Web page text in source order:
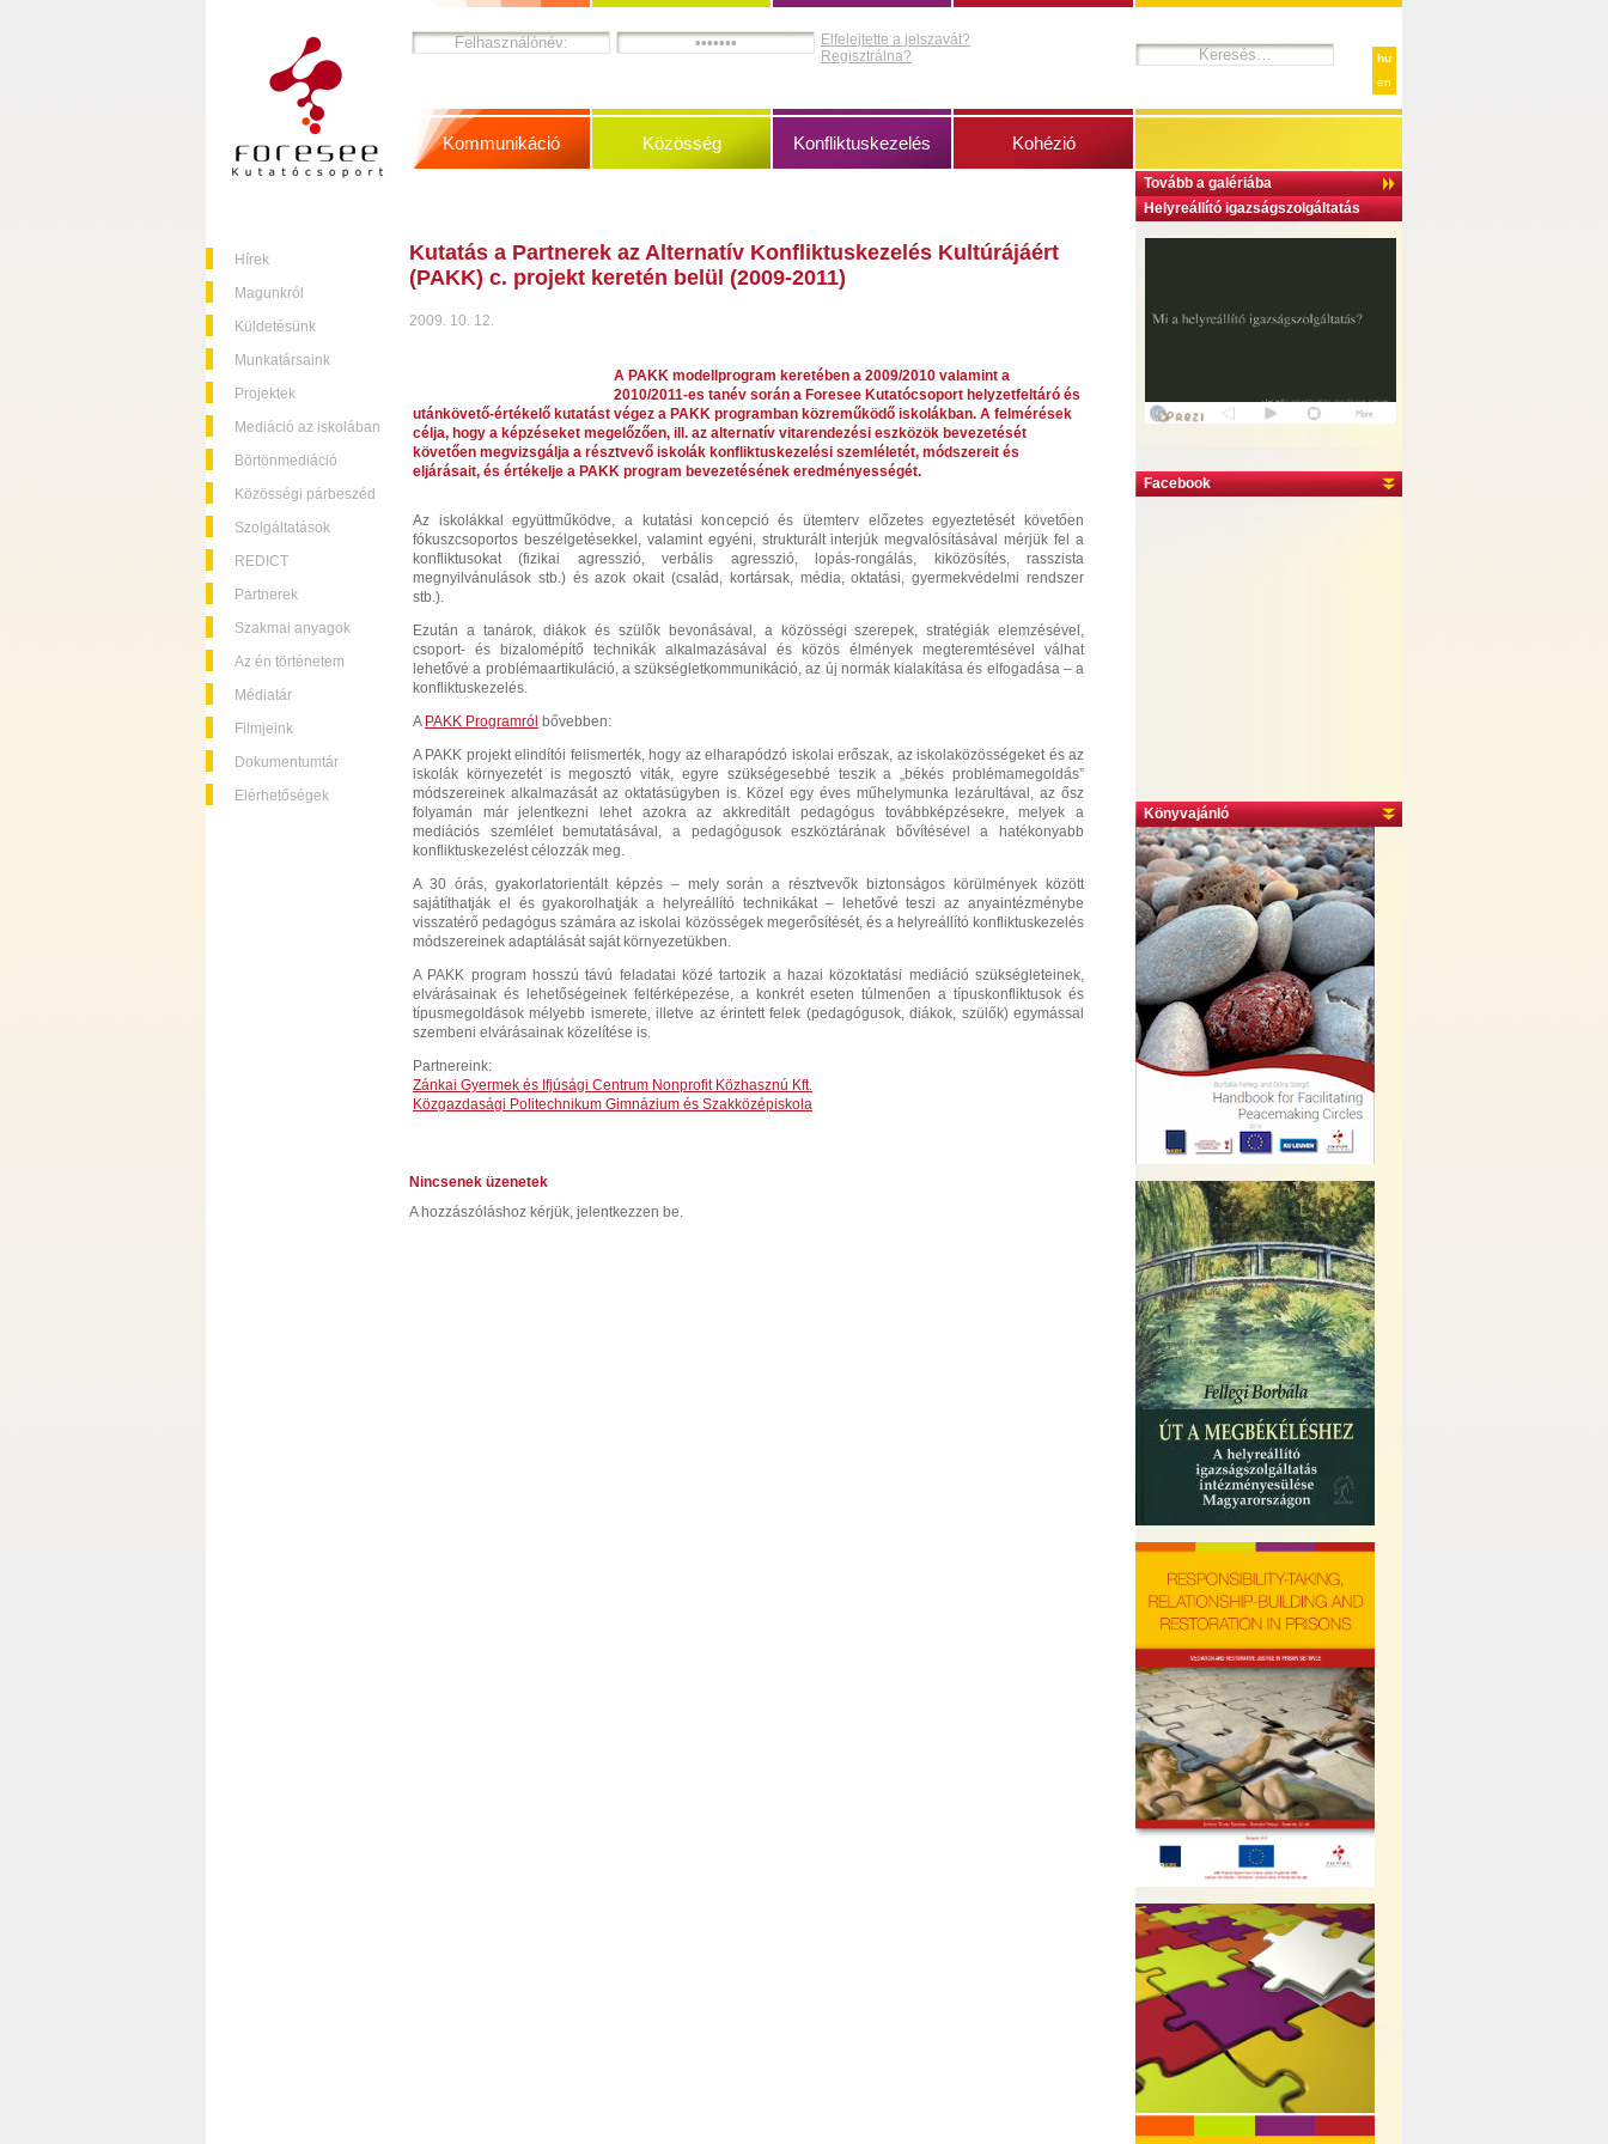
Hírek
Magunkról
Küldetésünk
Munkatársaink
Projektek
Mediáció az iskolában
Börtönmediáció
Közösségi párbeszéd
Szolgáltatások
REDICT
Partnerek
Szakmai anyagok
Az én történetem
Médiatár
Filmjeink
Dokumentumtár
Elérhetőségek
hu
en
Tovább a galériába
Helyreállító igazságszolgáltatás
Facebook
Könyvajánló
Elfelejtette a jelszavát?
Regisztrálna?
Kommunikáció Közösség Konfliktuskezelés Kohézió
Kutatás a Partnerek az Alternatív Konfliktuskezelés Kultúrájáért
(PAKK) c. projekt keretén belül (2009-2011)
2009. 10. 12.
A PAKK modellprogram keretében a 2009/2010 valamint a
2010/2011-es tanév során a Foresee Kutatócsoport helyzetfeltáró és
utánkövető-értékelő kutatást végez a PAKK programban közreműködő iskolákban. A felmérések
célja, hogy a képzéseket megelőzően, ill. az alternatív vitarendezési eszközök bevezetését
követően megvizsgálja a résztvevő iskolák konfliktuskezelési szemléletét, módszereit és
eljárásait, és értékelje a PAKK program bevezetésének eredményességét.
Az iskolákkal együttműködve, a kutatási koncepció és ütemterv előzetes egyeztetését követően
fókuszcsoportos beszélgetésekkel, valamint egyéni, strukturált interjúk megvalósításával mérjük fel a
konfliktusokat (fizikai agresszió, verbális agresszió, lopás-rongálás, kiközösítés, rasszista
megnyilvánulások stb.) és azok okait (család, kortársak, média, oktatási, gyermekvédelmi rendszer
stb.).
Ezután a tanárok, diákok és szülők bevonásával, a közösségi szerepek, stratégiák elemzésével,
csoport- és bizalomépítő technikák alkalmazásával és közös élmények megteremtésével válhat
lehetővé a problémaartikuláció, a szükségletkommunikáció, az új normák kialakítása és elfogadása – a
konfliktuskezelés.
A PAKK Programról bővebben:
A PAKK projekt elindítói felismerték, hogy az elharapódzó iskolai erőszak, az iskolaközösségeket és az
iskolák környezetét is megosztó viták, egyre szükségesebbé teszik a „békés problémamegoldás”
módszereinek alkalmazását az oktatásügyben is. Közel egy éves műhelymunka lezárultával, az ősz
folyamán már jelentkezni lehet azokra az akkreditált pedagógus továbbképzésekre, melyek a
mediációs szemlélet bemutatásával, a pedagógusok eszköztárának bővítésével a hatékonyabb
konfliktuskezelést célozzák meg.
A 30 órás, gyakorlatorientált képzés – mely során a résztvevők biztonságos körülmények között
sajátíthatják el és gyakorolhatják a helyreállító technikákat – lehetővé teszi az anyaintézménybe
visszatérő pedagógus számára az iskolai közösségek megerősítését, és a helyreállító konfliktuskezelés
módszereinek adaptálását saját környezetükben.
A PAKK program hosszú távú feladatai közé tartozik a hazai közoktatási mediáció szükségleteinek,
elvárásainak és lehetőségeinek feltérképezése, a konkrét eseten túlmenően a típuskonfliktusok és
típusmegoldások mélyebb ismerete, illetve az érintett felek (pedagógusok, diákok, szülők) egymással
szembeni elvárásainak közelítése is.
Partnereink:
Zánkai Gyermek és Ifjúsági Centrum Nonprofit Közhasznú Kft.
Közgazdasági Politechnikum Gimnázium és Szakközépiskola
Nincsenek üzenetek
A hozzászóláshoz kérjük, jelentkezzen be.